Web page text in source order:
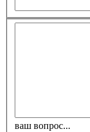
ваш вопрос...